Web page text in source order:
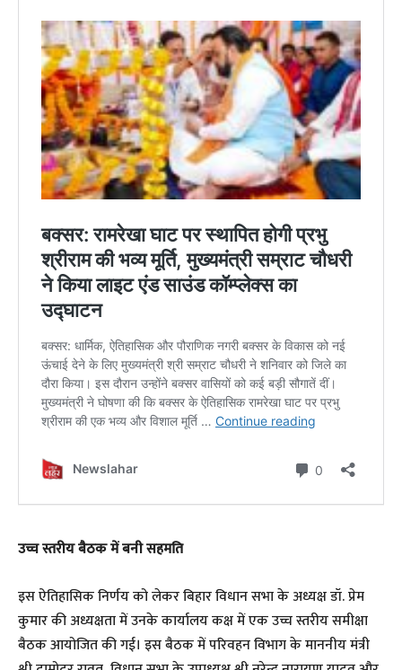
​उच्च स्तरीय बैठक में बनी सहमति
​इस ऐतिहासिक निर्णय को लेकर बिहार विधान सभा के अध्यक्ष डॉ. प्रेम
कुमार की अध्यक्षता में उनके कार्यालय कक्ष में एक उच्च स्तरीय समीक्षा
बैठक आयोजित की गई। इस बैठक में परिवहन विभाग के माननीय मंत्री